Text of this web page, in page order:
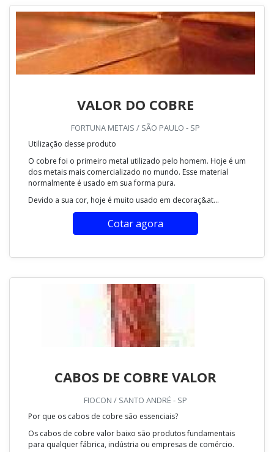
VALOR DO COBRE
FORTUNA METAIS / SÃO PAULO - SP
Utilização desse produto
O cobre foi o primeiro metal utilizado pelo homem. Hoje é um
dos metais mais comercializado no mundo. Esse material
normalmente é usado em sua forma pura.
Devido a sua cor, hoje é muito usado em decoraç&at...
Cotar agora
CABOS DE COBRE VALOR
FIOCON / SANTO ANDRÉ - SP
Por que os cabos de cobre são essenciais?
Os cabos de cobre valor baixo são produtos fundamentais
para qualquer fábrica, indústria ou empresas de comércio.